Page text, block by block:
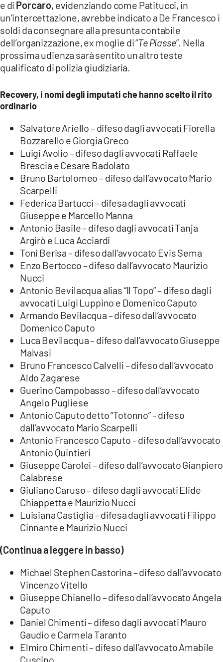
e di Porcaro, evidenziando come Patitucci, in
un’intercettazione, avrebbe indicato a De Francesco i
soldi da consegnare alla presunta contabile
dell’organizzazione, ex moglie di “Te Piasse”. Nella
prossima udienza sarà sentito un altro teste
qualificato di polizia giudiziaria.
Recovery, i nomi degli imputati che hanno scelto il rito
ordinario
Salvatore Ariello – difeso dagli avvocati Fiorella
Bozzarello e Giorgia Greco
Luigi Avolio – difeso dagli avvocati Raffaele
Brescia e Cesare Badolato
Bruno Bartolomeo – difeso dall’avvocato Mario
Scarpelli
Federica Bartucci – difesa dagli avvocati
Giuseppe e Marcello Manna
Antonio Basile – difeso dagli avvocati Tanja
Argirò e Luca Acciardi
Toni Berisa – difeso dall’avvocato Evis Sema
Enzo Bertocco – difeso dall’avvocato Maurizio
Nucci
Antonio Bevilacqua alias “Il Topo” – difeso dagli
avvocati Luigi Luppino e Domenico Caputo
Armando Bevilacqua – difeso dall’avvocato
Domenico Caputo
Luca Bevilacqua – difeso dall’avvocato Giuseppe
Malvasi
Bruno Francesco Calvelli – difeso dall’avvocato
Aldo Zagarese
Guerino Campobasso – difeso dall’avvocato
Angelo Pugliese
Antonio Caputo detto “Totonno” – difeso
dall’avvocato Mario Scarpelli
Antonio Francesco Caputo – difeso dall’avvocato
Antonio Quintieri
Giuseppe Carolei – difeso dall’avvocato Gianpiero
Calabrese
Giuliano Caruso – difeso dagli avvocati Elide
Chiappetta e Maurizio Nucci
Luisiana Castiglia – difesa dagli avvocati Filippo
Cinnante e Maurizio Nucci
(Continua a leggere in basso)
Michael Stephen Castorina – difeso dall’avvocato
Vincenzo Vitello
Giuseppe Chianello – difeso dall’avvocato Angela
Caputo
Daniel Chimenti – difeso dagli avvocati Mauro
Gaudio e Carmela Taranto
Elmiro Chimenti – difeso dall’avvocato Amabile
Cuscino